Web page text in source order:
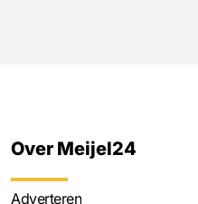
Over Meijel24
Adverteren